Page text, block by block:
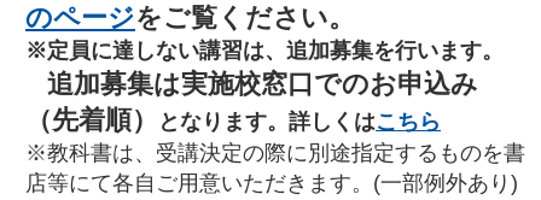
のページをご覧ください。
※定員に達しない講習は、追加募集を行います。
追加募集は実施校窓口でのお申込み
（先着順）
となります。詳しくはこちら
※教科書は、受講決定の際に別途指定するものを書
店等にて各自ご用意いただきます。(一部例外あり)